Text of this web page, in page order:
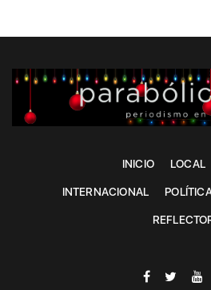
INICIO LOCAL
INTERNACIONAL